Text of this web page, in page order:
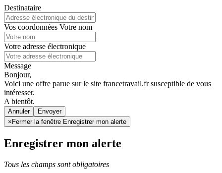
Destinataire
Vos coordonnées Votre nom
Votre adresse électronique
Message
Bonjour,
Voici une offre parue sur le site francetravail.fr susceptible de vous
intéresser.
A bientôt.
Annuler
× Fermer la fenêtre Enregistrer mon alerte
Enregistrer mon alerte
Tous les champs sont obligatoires